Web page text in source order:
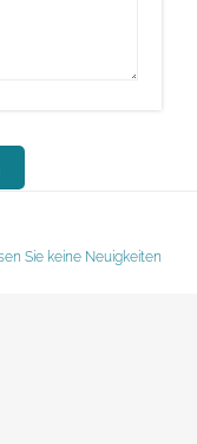
Sie keine Neuigkeiten